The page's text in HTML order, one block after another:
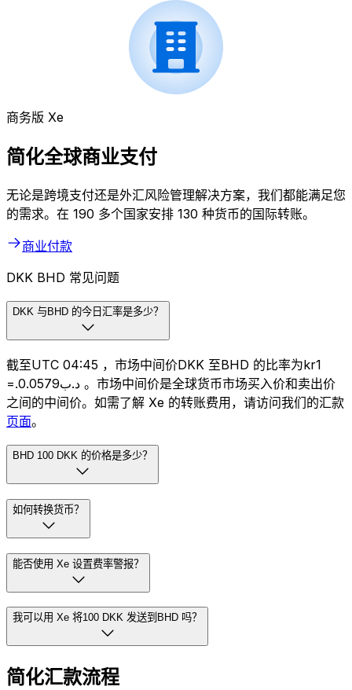
商务版 Xe
简化全球商业支付
无论是跨境支付还是外汇风险管理解决方案，我们都能满足您
的需求。在 190 多个国家安排 130 种货币的国际转账。
商业付款
DKK BHD 常见问题
DKK 与BHD 的今日汇率是多少？
截至UTC 04:45 ，市场中间价DKK 至BHD 的比率为kr1
=.د.ب0.0579 。市场中间价是全球货币市场买入价和卖出价
之间的中间价。如需了解 Xe 的转账费用，请访问我们的汇款
页面。
BHD 100 DKK 的价格是多少？
如何转换货币？
能否使用 Xe 设置费率警报？
我可以用 Xe 将100 DKK 发送到BHD 吗？
简化汇款流程